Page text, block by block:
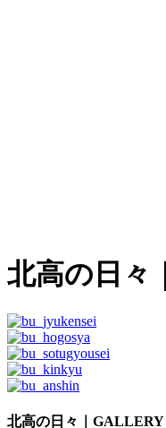
北高の日々
北高の日々｜GALLERY